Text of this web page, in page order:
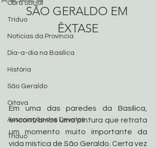
Obra Social
Tríduo
Noticias da Província
Dia-a-dia na Basílica
História
São Geraldo
Oitava
Associação dos Devotos
Tríduo
SÃO GERALDO EM
ÊXTASE
Em uma das paredes da Basílica,
encontramos uma pintura que retrata
um momento muito importante da
vida mística de São Geraldo. Certa vez